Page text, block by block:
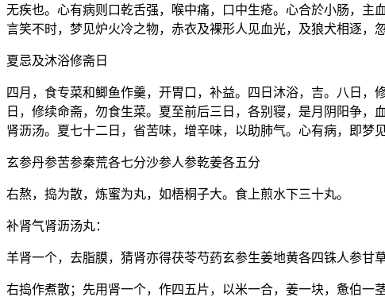
无疾也。心有病则口乾舌强，喉中痛，口中生疮。心合於小肠，主
言笑不时，梦见炉火冷之物，赤衣及裸形人见血光，及狼犬相逐，
夏忌及沐浴修斋日
四月，食专菜和鲫鱼作羹，开胃口，补益。四日沐浴，吉。八日
日，修续命斋，勿食生菜。夏至前后三日，各别寝，是月阴阳争
肾沥汤。夏七十二日，省苦味，增辛味，以助肺气。心有病，即梦
玄参丹参苦参秦荒各七分沙参人参乾姜各五分
右熬，捣为散，炼蜜为丸，如梧桐子大。食上煎水下三十丸。
补肾气肾沥汤丸：
羊肾一个，去脂膜，猜肾亦得茯苓芍药玄参生姜地黄各四铢人参
右捣作煮散；先用肾一个，作四五片，以米一合，姜一块，惫伯一